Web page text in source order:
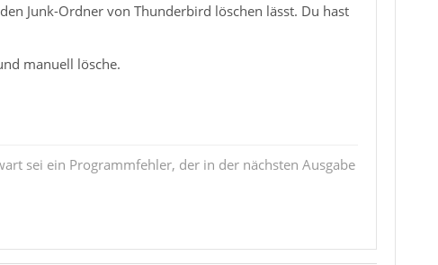
Junk-Ordner von Thunderbird löschen lässt. Du hast
manuell lösche.
sei ein Programmfehler, der in der nächsten Ausgabe